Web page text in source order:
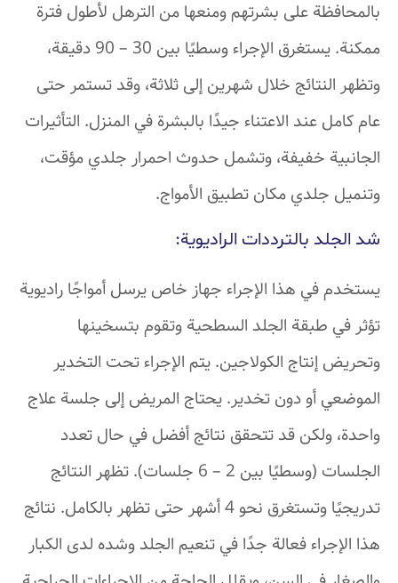
بالمحافظة على بشرتهم ومنعها من الترهل لأطول فترة
ممكنة. يستغرق الإجراء وسطيًا بين 30 – 90 دقيقة،
وتظهر النتائج خلال شهرين إلى ثلاثة، وقد تستمر حتى
عام كامل عند الاعتناء جيدًا بالبشرة في المنزل. التأثيرات
الجانبية خفيفة، وتشمل حدوث احمرار جلدي مؤقت،
وتنميل جلدي مكان تطبيق الأمواج.
شد الجلد بالترددات الراديوية:
يستخدم في هذا الإجراء جهاز خاص يرسل أمواجًا راديوية
تؤثر في طبقة الجلد السطحية وتقوم بتسخينها
وتحريض إنتاج الكولاجين. يتم الإجراء تحت التخدير
الموضعي أو دون تخدير. يحتاج المريض إلى جلسة علاج
واحدة، ولكن قد تتحقق نتائج أفضل في حال تعدد
الجلسات (وسطيًا بين 2 – 6 جلسات). تظهر النتائج
تدريجيًا وتستغرق نحو 4 أشهر حتى تظهر بالكامل. نتائج
هذا الإجراء فعالة جدًا في تنعيم الجلد وشده لدى الكبار